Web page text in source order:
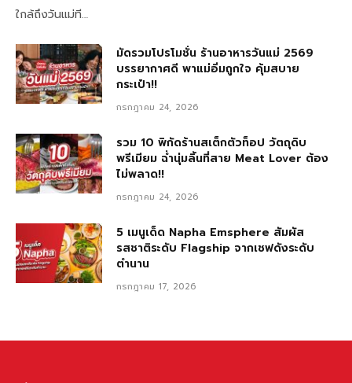
ใกล้ถึงวันแม่ที…
มัดรวมโปรโมชั่น ร้านอาหารวันแม่ 2569
บรรยากาศดี พาแม่อิ่มถูกใจ คุ้มสบาย
กระเป๋า!!
กรกฎาคม 24, 2026
รวม 10 พิกัดร้านสเต็กตัวท็อป วัตถุดิบ
พรีเมียม ฉ่ำนุ่มลิ้นที่สาย Meat Lover ต้อง
ไม่พลาด!!
กรกฎาคม 24, 2026
5 เมนูเด็ด Napha Emsphere สัมผัส
รสชาติระดับ Flagship จากเชฟดังระดับ
ตำนาน
กรกฎาคม 17, 2026